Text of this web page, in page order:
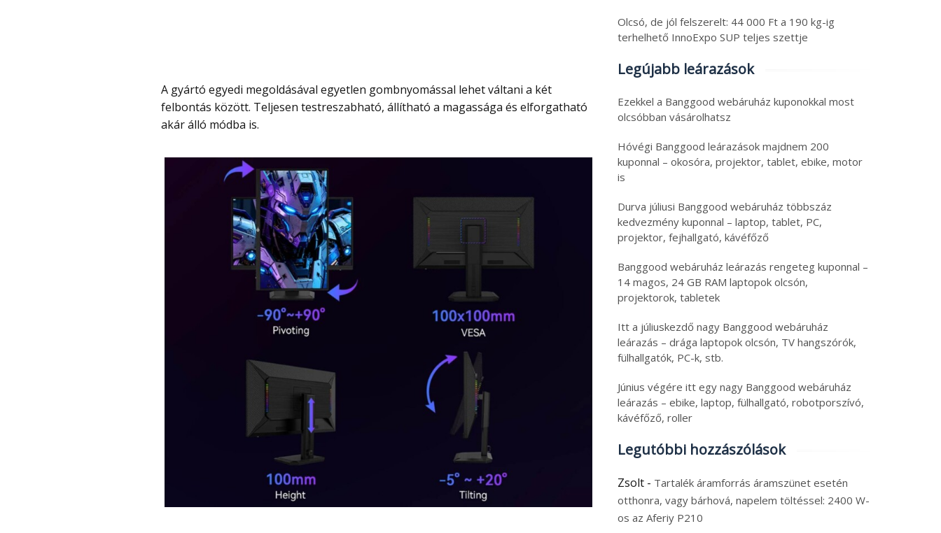
A gyártó egyedi megoldásával egyetlen gombnyomással lehet váltani a két
felbontás között. Teljesen testreszabható, állítható a magassága és elforgatható
akár álló módba is.
Olcsó, de jól felszerelt: 44 000 Ft a 190 kg-ig
terhelhető InnoExpo SUP teljes szettje
Legújabb leárazások
Ezekkel a Banggood webáruház kuponokkal most
olcsóbban vásárolhatsz
Hóvégi Banggood leárazások majdnem 200
kuponnal – okosóra, projektor, tablet, ebike, motor
is
Durva júliusi Banggood webáruház többszáz
kedvezmény kuponnal – laptop, tablet, PC,
projektor, fejhallgató, kávéfőző
Banggood webáruház leárazás rengeteg kuponnal –
14 magos, 24 GB RAM laptopok olcsón,
projektorok, tabletek
Itt a júliuskezdő nagy Banggood webáruház
leárazás – drága laptopok olcsón, TV hangszórók,
fülhallgatók, PC-k, stb.
Június végére itt egy nagy Banggood webáruház
leárazás – ebike, laptop, fülhallgató, robotporszívó,
kávéfőző, roller
Legutóbbi hozzászólások
Zsolt - Tartalék áramforrás áramszünet esetén
otthonra, vagy bárhová, napelem töltéssel: 2400 W-
os az Aferiy P210